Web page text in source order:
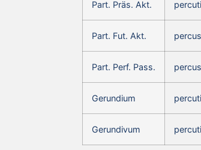
Part. Präs. Akt.
Part. Fut. Akt.
Part. Perf. Pass.
Gerundium
Gerundivum